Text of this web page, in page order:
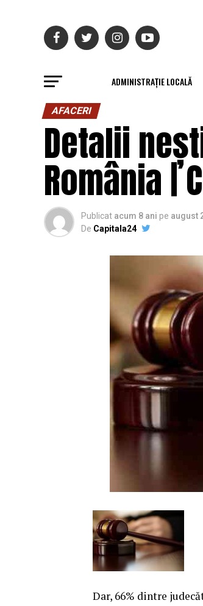
ADMINISTRAȚIE LOCALĂ
AFACERI
Detalii
România |
Publicat acum 8 ani pe august
De Capitala24
Dar, 66% dintre